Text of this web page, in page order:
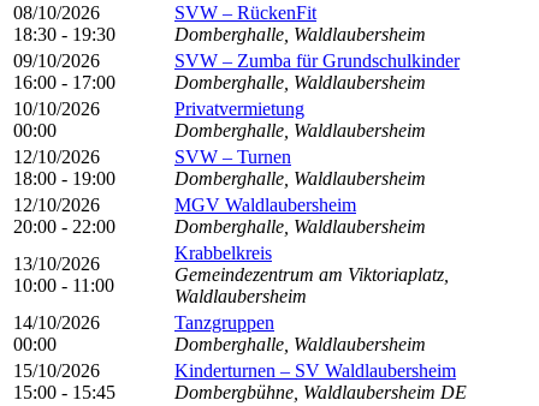
08/10/2026
18:30 - 19:30
SVW – RückenFit
Domberghalle, Waldlaubersheim
09/10/2026
16:00 - 17:00
SVW – Zumba für Grundschulkinder
Domberghalle, Waldlaubersheim
10/10/2026
00:00
Privatvermietung
Domberghalle, Waldlaubersheim
12/10/2026
18:00 - 19:00
SVW – Turnen
Domberghalle, Waldlaubersheim
12/10/2026
20:00 - 22:00
MGV Waldlaubersheim
Domberghalle, Waldlaubersheim
13/10/2026
10:00 - 11:00
Krabbelkreis
Gemeindezentrum am Viktoriaplatz,
Waldlaubersheim
14/10/2026
00:00
Tanzgruppen
Domberghalle, Waldlaubersheim
15/10/2026
15:00 - 15:45
Kinderturnen – SV Waldlaubersheim
Dombergbühne, Waldlaubersheim DE